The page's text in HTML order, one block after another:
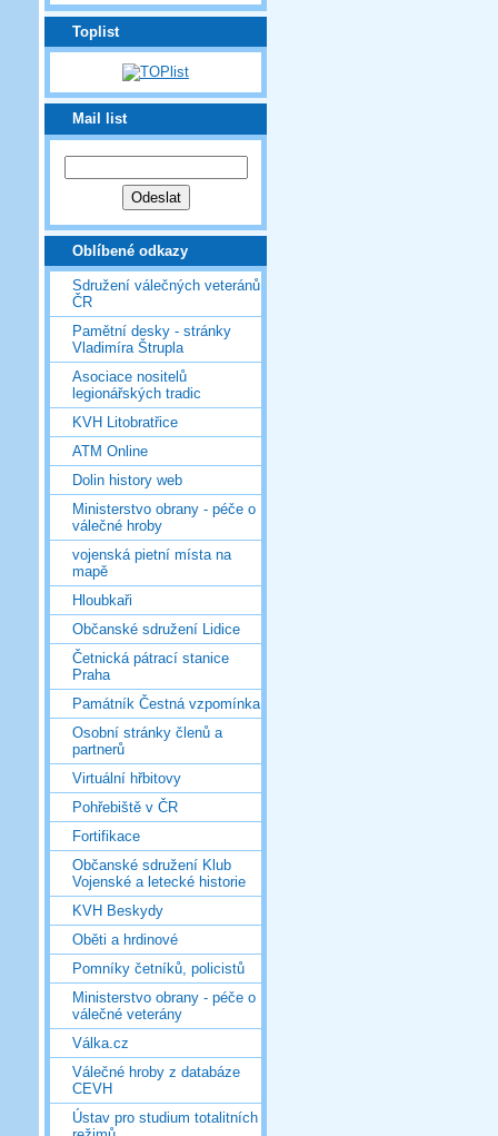
Toplist
Mail list
Oblíbené odkazy
Sdružení válečných veteránů
ČR
Pamětní desky - stránky
Vladimíra Štrupla
Asociace nositelů
legionářských tradic
KVH Litobratřice
ATM Online
Dolin history web
Ministerstvo obrany - péče o
válečné hroby
vojenská pietní místa na
mapě
Hloubkaři
Občanské sdružení Lidice
Četnická pátrací stanice
Praha
Památník Čestná vzpomínka
Osobní stránky členů a
partnerů
Virtuální hřbitovy
Pohřebiště v ČR
Fortifikace
Občanské sdružení Klub
Vojenské a letecké historie
KVH Beskydy
Oběti a hrdinové
Pomníky četníků, policistů
Ministerstvo obrany - péče o
válečné veterány
Válka.cz
Válečné hroby z databáze
CEVH
Ústav pro studium totalitních